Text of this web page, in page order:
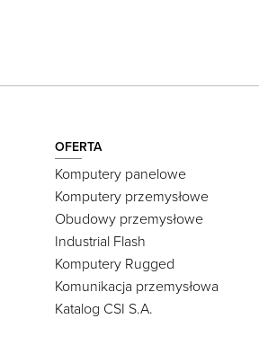
OFERTA
Komputery panelowe
Komputery przemysłowe
Obudowy przemysłowe
Industrial Flash
Komputery Rugged
Komunikacja przemysłowa
Katalog CSI S.A.